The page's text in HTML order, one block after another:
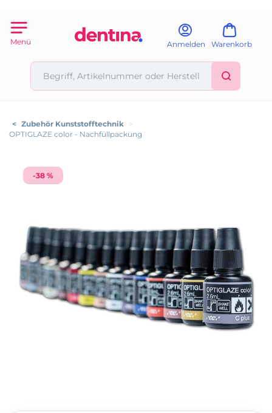
Menü Anmelden Warenkorb
< Zubehör Kunststofftechnik >
OPTIGLAZE color - Nachfüllpackung
-38 %